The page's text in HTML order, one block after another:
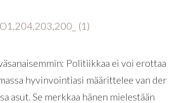
Politiikkaa ei voi erottaa
hyvinvointiasi määrittelee van der
asut. Se merkkaa hänen mielestään